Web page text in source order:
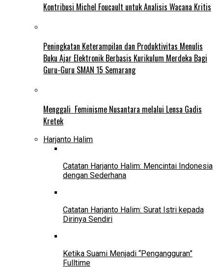
Kontribusi Michel Foucault untuk Analisis Wacana Kritis
Peningkatan Keterampilan dan Produktivitas Menulis
Buku Ajar Elektronik Berbasis Kurikulum Merdeka Bagi
Guru-Guru SMAN 15 Semarang
Menggali Feminisme Nusantara melalui Lensa Gadis
Kretek
Harjanto Halim
Catatan Harjanto Halim: Mencintai Indonesia
dengan Sederhana
Catatan Harjanto Halim: Surat Istri kepada
Dirinya Sendiri
Ketika Suami Menjadi “Pengangguran”
Fulltime